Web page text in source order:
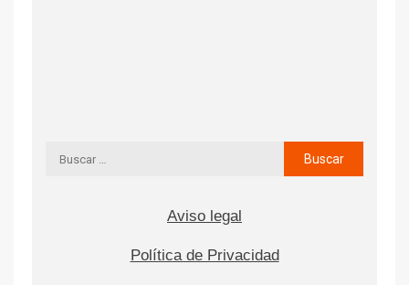
Aviso legal
Política de Privacidad